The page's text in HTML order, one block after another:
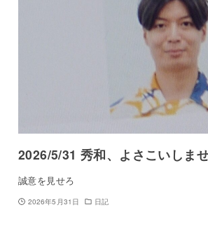
2026/5/31 秀和、よさこいしま
誠意を見せろ
2026年5月31日 日記